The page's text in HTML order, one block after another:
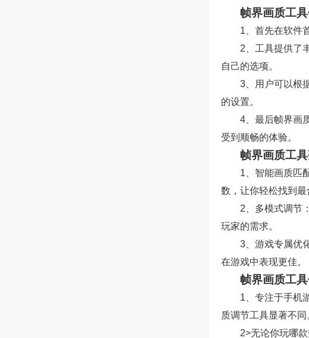
帧界画质工
1、首先在软件
2、工具提供了
自己的选项。
3、用户可以根
的设置。
4、最后帧界画
受到顺畅的体验。
帧界画质工
1、智能画质匹
数，让你轻松找到最
2、多模式调节
玩家的需求。
3、游戏专属优
在游戏中表现更佳。
帧界画质工
1、专注于手机
质调节工具显著不同
2>无论你玩哪